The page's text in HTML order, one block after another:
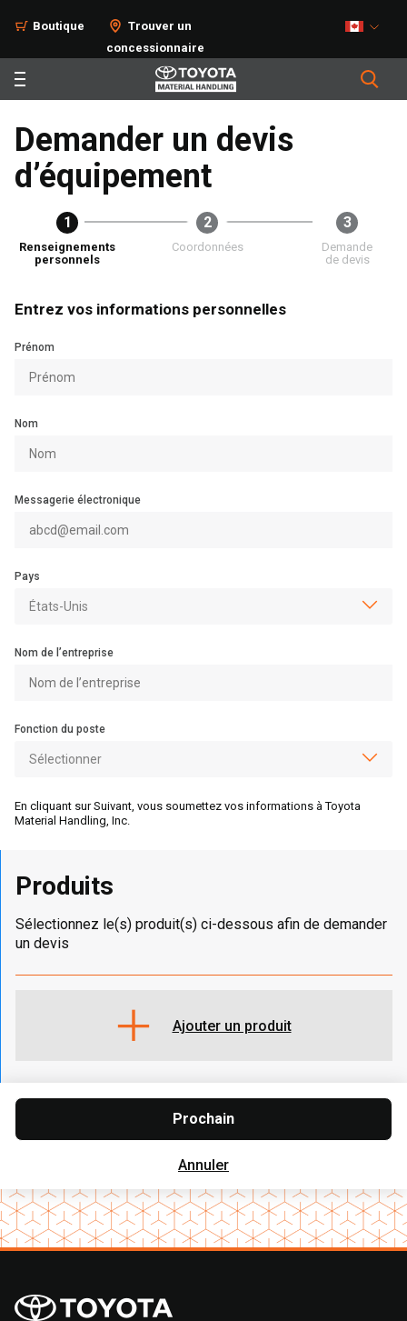
Boutique
Trouver un
concessionnaire
Demander un devis
d’équipement
1
Renseignements
personnels
2
Coordonnées
3
Demande
de devis
Entrez vos informations personnelles
Prénom
Nom
Messagerie électronique
Pays
Nom de l’entreprise
Fonction du poste
En cliquant sur Suivant, vous soumettez vos informations à Toyota
Material Handling, Inc.
Produits
Sélectionnez le(s) produit(s) ci-dessous afin de demander
un devis
Ajouter un produit
Annuler
Prochain